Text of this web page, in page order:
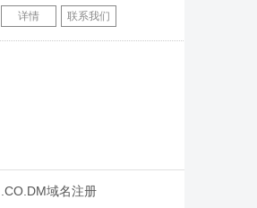
详情 联系我们
.CO.DM域名注册